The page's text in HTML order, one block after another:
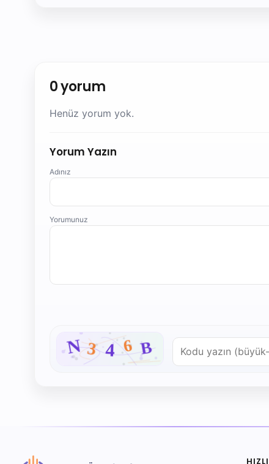
0 yorum
Henüz yorum yok.
Yorum Yazın
Adınız
Yorumunuz